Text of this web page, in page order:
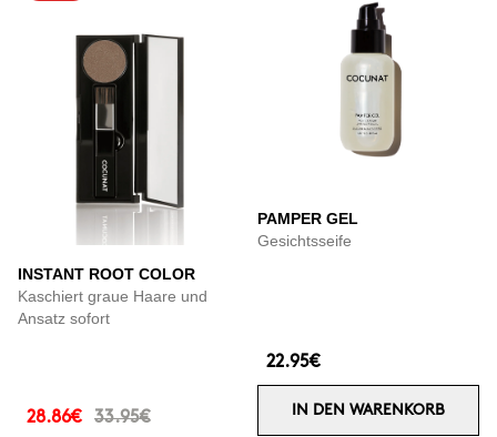
INSTANT ROOT COLOR
Kaschiert graue Haare und
Ansatz sofort
28.86€ 33.95€
PAMPER GEL
Gesichtsseife
22.95€
IN DEN WARENKORB